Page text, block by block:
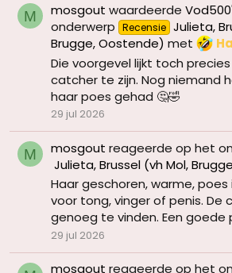
M mosgout waardeerde
onderwerp Recensie Julieta,
Brugge, Oostende) met
Die voorgevel lijkt toch
catcher te zijn. Nog niemand
haar poes gehad 🤔🤣
29 jul 2026
M mosgout reageerde op het
Julieta, Brussel (vh Mol,
Haar geschoren, warme,
voor tong, vinger of penis. De
genoeg te vinden. Een goede
29 jul 2026
mosgout reageerde op het